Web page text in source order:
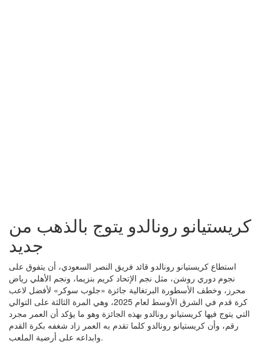
كريستيانو رونالدو يتوج بالذهب من
جديد
استطاع كريستيانو رونالدو قائد فريق النصر السعودي، أن يتفوق على
نجوم دوري روشن، مثل نجم الإتحاد كريم بنزيما، ونجم الأهلي رياض
محرز، وخطف الأسطورة البرتغالية جائزة «جلوب سوكر» لأفضل لاعب
كرة قدم في الشرق الأوسط لعام 2025، وهي المرة الثالثة على التوالي
التي يتوج فيها كريستيانو رونالدو بهذه الجائزة وهو ما يؤكد أن العمر مجرد
رقم، وأن كريستيانو رونالدو كلما تقدم به العمر زاد شغفه بكرة القدم
وابداعه على أرضية الملعب.